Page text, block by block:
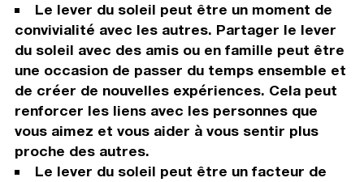
Le lever du soleil peut être un moment de
convivialité avec les autres. Partager le lever
du soleil avec des amis ou en famille peut être
une occasion de passer du temps ensemble et
de créer de nouvelles expériences. Cela peut
renforcer les liens avec les personnes que
vous aimez et vous aider à vous sentir plus
proche des autres.
Le lever du soleil peut être un facteur de